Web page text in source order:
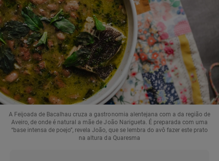
A Feijoada de Bacalhau cruza a gastronomia alentejana com a da região de
Aveiro, de onde é natural a mãe de João Narigueta. É preparada com uma
“base intensa de poejo”, revela João, que se lembra do avô fazer este prato
na altura da Quaresma